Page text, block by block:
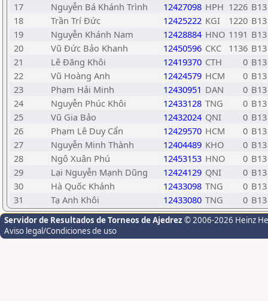
17
Nguyễn Bá Khánh Trình 12427098 HPH 1226 B13
18
Trần Trí Đức 12425222 KGI 1220 B13
19
Nguyễn Khánh Nam 12428884 HNO 1191 B13
20
Vũ Đức Bảo Khanh 12450596 CKC 1136 B13
21
Lê Đăng Khôi 12419370 CTH 0 B13
22
Vũ Hoàng Anh 12424579 HCM 0 B13
23
Phạm Hải Minh 12430951 DAN 0 B13
24
Nguyễn Phúc Khôi 12433128 TNG 0 B13
25
Vũ Gia Bảo 12432024 QNI 0 B13
26
Phạm Lê Duy Cẩn 12429570 HCM 0 B13
27
Nguyễn Minh Thành 12404489 KHO 0 B13
28
Ngô Xuân Phú 12453153 HNO 0 B13
29
Lại Nguyễn Mạnh Dũng 12424129 QNI 0 B13
30
Hà Quốc Khánh 12433098 TNG 0 B13
31
Tạ Anh Khôi 12433080 TNG 0 B13
Servidor de Resultados de Torneos de Ajedrez © 2006-2026 Heinz
Aviso legal/Condiciones de uso